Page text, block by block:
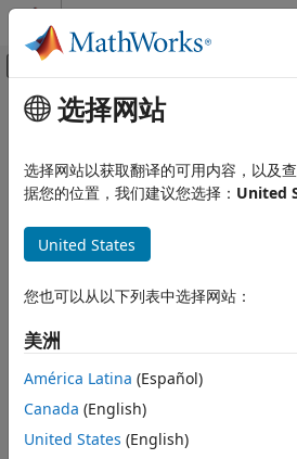
跳到内容
画布外导航菜单切换
文档主页
外部语言接口
将 .NET 与 MATLAB 结合使用
从 .NET 调用 MATLAB
本页内容
描述
示例
版本历史记录
另请参阅
主要内容
表示指向 MATLAB数组的指针的
全页展开
描述
在 .NET 应用程序中使用
类型。使用这种类型
的数量。有关示例，请参阅
没有从 MATLAB 类型到单个 .NET 类
dynamic.NET 类型形式返回参量。将
应用程序的特定 .NET 类型。有关示例
选择网站
选择网站以获取翻译的可用内容，以及
据您的位置，我们建议您选择： United
United States
您也可以从以下列表中选择网站：
美洲
América Latina (Español)
Canada (English)
United States (English)